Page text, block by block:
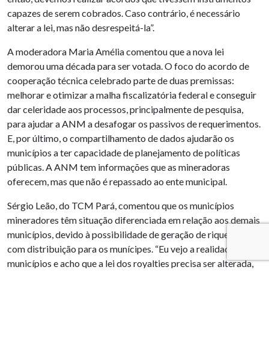
capazes de serem cobrados. Caso contrário, é necessário
alterar a lei, mas não desrespeitá-la”.
A moderadora Maria Amélia comentou que a nova lei
demorou uma década para ser votada. O foco do acordo de
cooperação técnica celebrado parte de duas premissas:
melhorar e otimizar a malha fiscalizatória federal e conseguir
dar celeridade aos processos, principalmente de pesquisa,
para ajudar a ANM a desafogar os passivos de requerimentos.
E, por último, o compartilhamento de dados ajudarão os
municípios a ter capacidade de planejamento de políticas
públicas. A ANM tem informações que as mineradoras
oferecem, mas que não é repassado ao ente municipal.
Sérgio Leão, do TCM Pará, comentou que os municípios
mineradores têm situação diferenciada em relação aos demais
municípios, devido à possibilidade de geração de riquezas,
com distribuição para os munícipes. “Eu vejo a realidade dos
municípios e acho que a lei dos royalties precisa ser alterada,